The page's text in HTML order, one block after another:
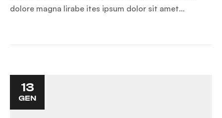
dolore magna lirabe ites ipsum dolor sit amet…
13
GEN